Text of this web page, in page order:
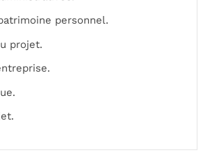
personnel.
projet.